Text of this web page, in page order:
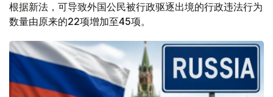
根据新法，可导致外国公民被行政驱逐出境的行政违法行为
数量由原来的22项增加至45项。